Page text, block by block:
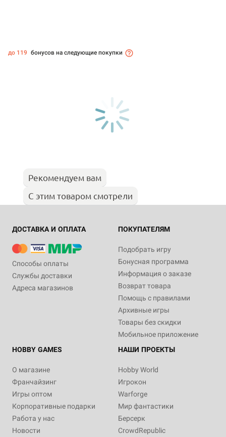
до 119 бонусов на следующие покупки
Рекомендуем вам
С этим товаром смотрели
ДОСТАВКА И ОПЛАТА
Способы оплаты
Службы доставки
Адреса магазинов
ПОКУПАТЕЛЯМ
Подобрать игру
Бонусная программа
Информация о заказе
Возврат товара
Помощь с правилами
Архивные игры
Товары без скидки
Мобильное приложение
HOBBY GAMES
О магазине
Франчайзинг
Игры оптом
Корпоративные подарки
Работа у нас
Новости
НАШИ ПРОЕКТЫ
Hobby World
Игрокон
Warforge
Мир фантастики
Берсерк
CrowdRepublic